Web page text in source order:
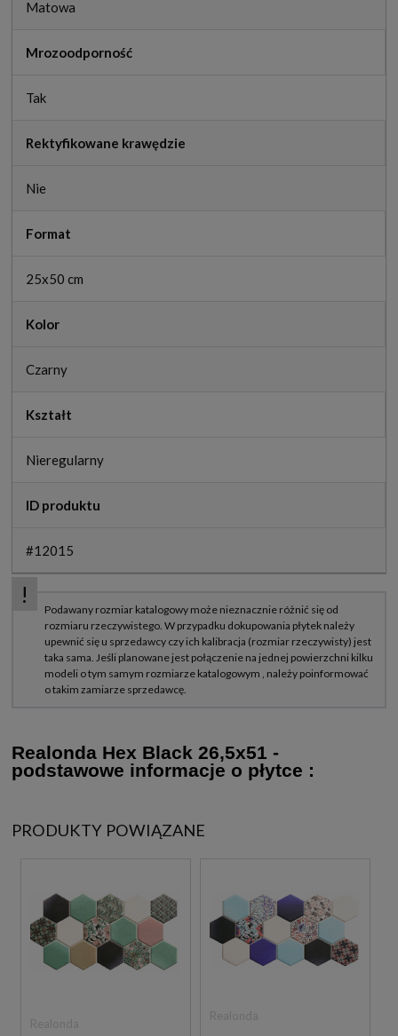
Matowa
Mrozoodporność
Tak
Rektyfikowane krawędzie
Nie
Format
25x50 cm
Kolor
Czarny
Kształt
Nieregularny
ID produktu
#12015
Realonda Hex Black 26,5x51 -
podstawowe informacje o płytce :
PRODUKTY POWIĄZANE